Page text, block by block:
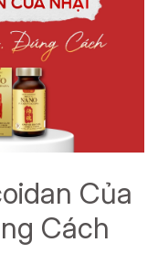
Của
Cách